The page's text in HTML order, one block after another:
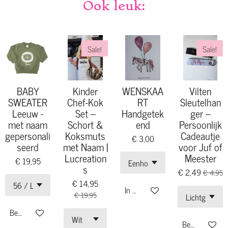
Ook leuk:
BABY
SWEATER
Leeuw -
met naam
gepersonali
seerd
€ 19,95
Bekijk details
Sale!
Kinder
Chef-Kok
Set –
Schort &
Koksmuts
met Naam |
Lucreation
s
€ 14,95
€ 19,95
WENSKAA
RT
Handgetek
end
€ 3,00
In winkelwagen
Sale!
Vilten
Sleutelhan
ger –
Persoonlijk
Cadeautje
voor Juf of
Meester
€ 2,49€ 4,95
Bekijk details